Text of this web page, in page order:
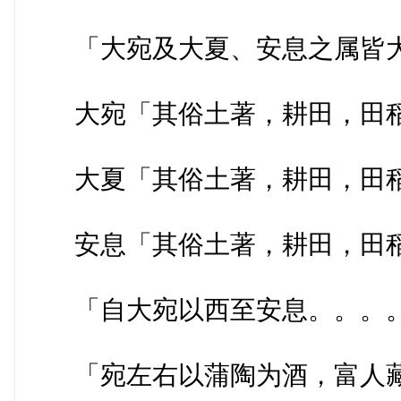
「大宛及大夏、安息之属皆
大宛「其俗土著，耕田，田
大夏「其俗土著，耕田，田
安息「其俗土著，耕田，田
「自大宛以西至安息。。。
「宛左右以蒲陶为酒，富人